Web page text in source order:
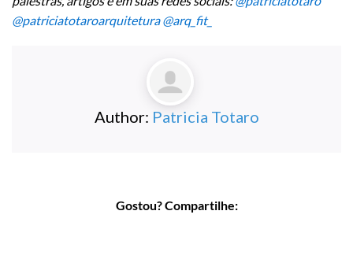
@patriciatotaroarquitetura @arq_fit_
Author: Patricia Totaro
Gostou? Compartilhe: